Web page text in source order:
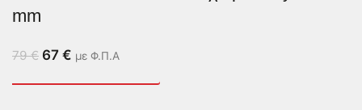
mm
79€ 67 € με Φ.Π.Α